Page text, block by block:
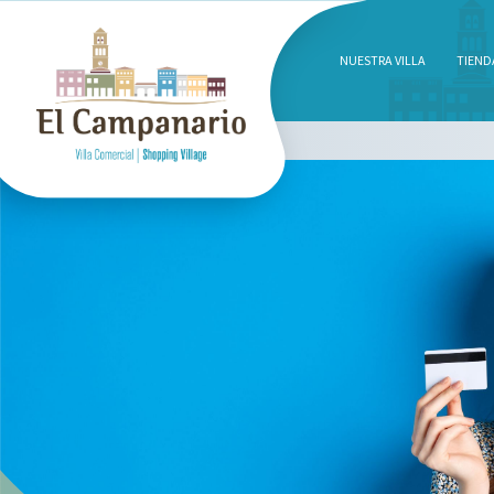
NUESTRA VILLA